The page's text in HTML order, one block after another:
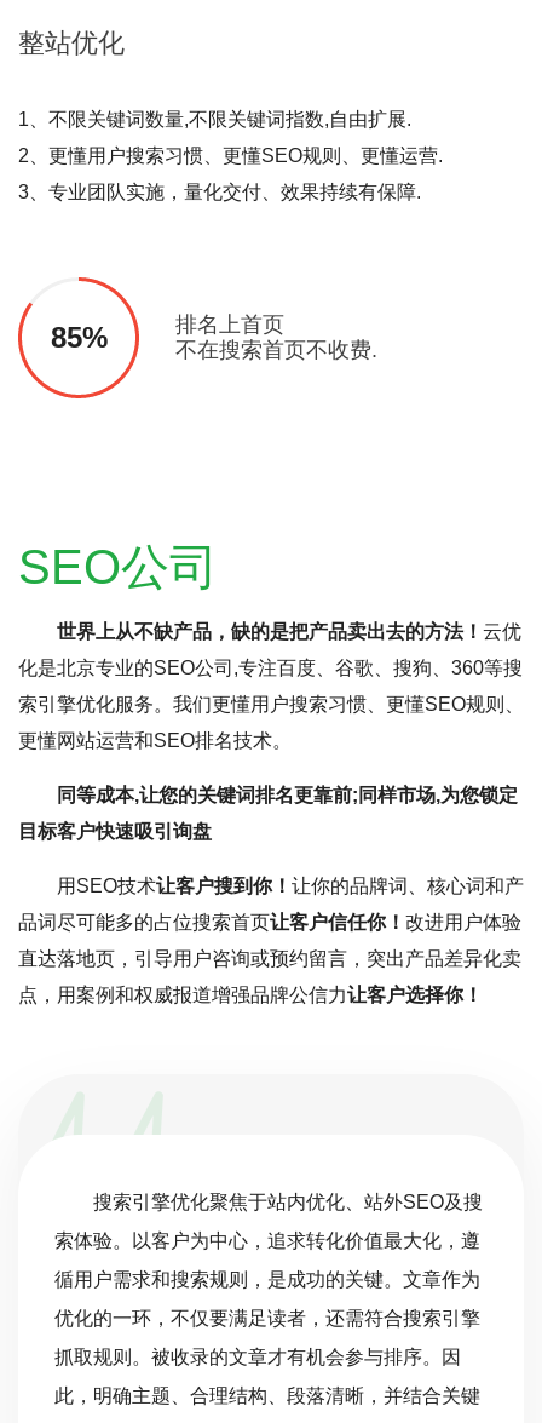
整站优化
1、不限关键词数量,不限关键词指数,自由扩展.
2、更懂用户搜索习惯、更懂SEO规则、更懂运营.
3、专业团队实施，量化交付、效果持续有保障.
85%
排名上首页
不在搜索首页不收费.
SEO公司
世界上从不缺产品，缺的是把产品卖出去的方法！ 云优
化是北京专业的SEO公司,专注百度、谷歌、搜狗、360等搜
索引擎优化服务。我们更懂用户搜索习惯、更懂SEO规则、
更懂网站运营和SEO排名技术。
同等成本,让您的关键词排名更靠前;同样市场,为您锁定
目标客户快速吸引询盘
用SEO技术让客户搜到你！ 让你的品牌词、核心词和产
品词尽可能多的占位搜索首页让客户信任你！ 改进用户体验
直达落地页，引导用户咨询或预约留言，突出产品差异化卖
点，用案例和权威报道增强品牌公信力让客户选择你！
搜索引擎优化聚焦于站内优化、站外SEO及搜
索体验。以客户为中心，追求转化价值最大化，遵
循用户需求和搜索规则，是成功的关键。文章作为
优化的一环，不仅要满足读者，还需符合搜索引擎
抓取规则。被收录的文章才有机会参与排序。因
此，明确主题、合理结构、段落清晰，并结合关键